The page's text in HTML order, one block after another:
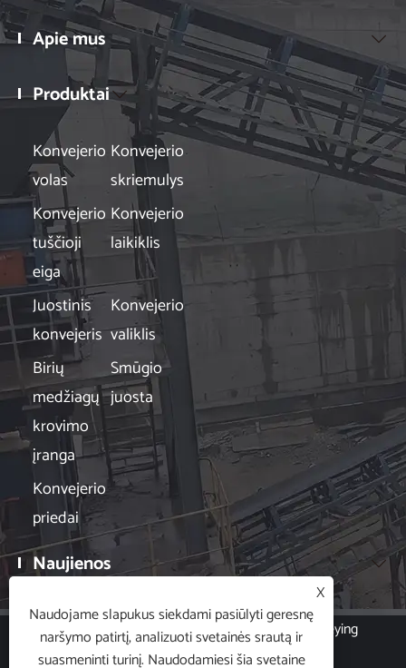
Apie mus 
Produktai 
Konvejerio
volas
Konvejerio
skriemulys
Konvejerio
tuščioji
eiga
Konvejerio
laikiklis
Juostinis
konvejeris
Konvejerio
valiklis
Birių
medžiagų
krovimo
įranga
Smūgio
juosta
Konvejerio
priedai
Naujienos 
Autoriaus teisės © 2024 Hubei Xin Aneng Conveying
Machinery Co., Ltd. Visos teisės saugomos.
X
Naudojame slapukus siekdami pasiūlyti geresnę
naršymo patirtį, analizuoti svetainės srautą ir
suasmeninti turinį. Naudodamiesi šia svetaine